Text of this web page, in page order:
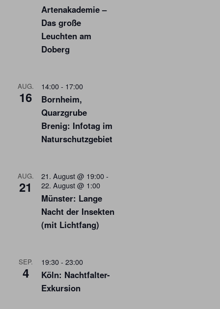
Artenakademie –
Das große
Leuchten am
Doberg
AUG.
16
14:00- 17:00
Bornheim,
Quarzgrube
Brenig: Infotag im
Naturschutzgebiet
AUG.
21
21. August @ 19:00-
22. August @ 1:00
Münster: Lange
Nacht der Insekten
(mit Lichtfang)
SEP.
4
19:30- 23:00
Köln: Nachtfalter-
Exkursion